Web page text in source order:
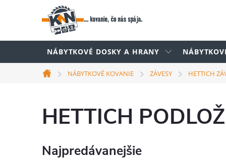
NÁBYTKOVÉ DOSKY A HRANY
Domov
NÁBYTKOVÉ KOVANIE ZÁVESY HETTICH
HETTICH
Najpredávanejšie